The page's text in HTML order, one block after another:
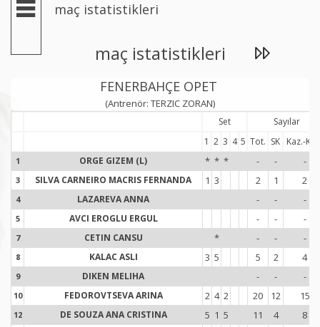
maç istatistikleri
maç istatistikleri
FENERBAHÇE OPET
(Antrenör: TERZIC ZORAN)
Set
Sayılar
1 2 3 4 5 Tot. SK Kaz.-
1 ORGE GIZEM (L) * * * - - -
3 SILVA CARNEIRO MACRIS FERNANDA 1 3 2 1 2
4 LAZAREVA ANNA - - -
5 AVCI EROGLU ERGUL - - -
7 CETIN CANSU * - - -
8 KALAC ASLI 3 5 5 2 4
9 DIKEN MELIHA - - -
10 FEDOROVTSEVA ARINA 2 4 2 20 12 15
12 DE SOUZA ANA CRISTINA 5 1 5 11 4 8